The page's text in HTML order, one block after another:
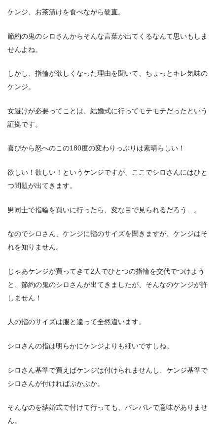
ケンジ、お茶漬けを食べながら硬直。
節約の鬼のシロさんからそんな言葉が出てくるなんて思いもしま
せんよね。
しかし、指輪が欲しくなった理由を聞いて、ちょっとキレ気味の
ケンジ。
女避けが必要ってことは、結婚式に行ってモテモテだったという
証拠です。
喜びから怒へのこの180度の変わりっぷりは素晴らしい！
欲しい！欲しい！というケンジですが、ここでシロさんにはひと
つ問題が出てきます。
男同士で指輪を買いに行ったら、変な目で見られるだろう…。
なのでシロさん、ケンジに指のサイズを聞きますが、ケンジはそ
れを知りません。
じゃあケンジが買ってきて2人でひとつの指輪を交代でつけよう
と、節約の鬼のシロさんが出てきましたが、そんなのケンジが許
しません！
人の指のサイズは服と違って全然違います。
シロさんの指は明らかにケンジよりも細いですしね。
シロさん基準で買えばケンジは付けられませんし、ケンジ基準で
シロさんが付ければぶかぶか。
そんなのを結婚式で付けて行っても、バレバレで意味がありませ
ん。